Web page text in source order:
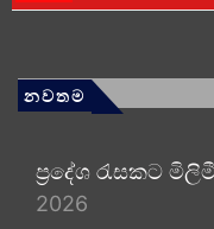
නවතම
ප්‍රදේශ රැසකට
2026